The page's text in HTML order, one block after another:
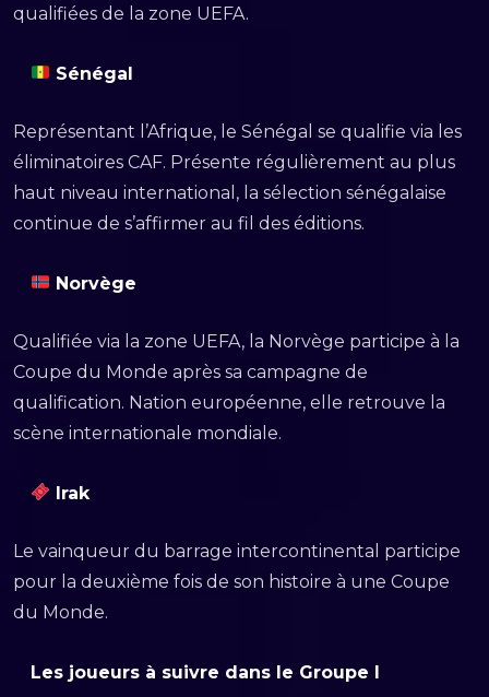
qualifiées de la zone UEFA.
Sénégal
Représentant l’Afrique, le Sénégal se qualifie via les
éliminatoires CAF. Présente régulièrement au plus
haut niveau international, la sélection sénégalaise
continue de s’affirmer au fil des éditions.
Norvège
Qualifiée via la zone UEFA, la Norvège participe à la
Coupe du Monde après sa campagne de
qualification. Nation européenne, elle retrouve la
scène internationale mondiale.
Irak
Le vainqueur du barrage intercontinental participe
pour la deuxième fois de son histoire à une Coupe
du Monde.
Les joueurs à suivre dans le Groupe I